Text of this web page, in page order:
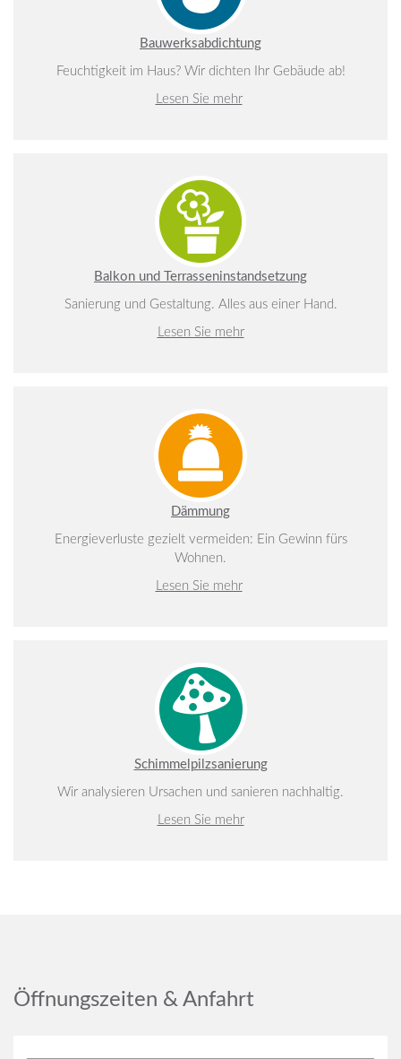
Bauwerksabdichtung
Feuchtigkeit im Haus? Wir dichten Ihr Gebäude ab!
Lesen Sie mehr
Balkon und Terrasseninstandsetzung
Sanierung und Gestaltung. Alles aus einer Hand.
Lesen Sie mehr
Dämmung
Energieverluste gezielt vermeiden: Ein Gewinn fürs
Wohnen.
Lesen Sie mehr
Schimmelpilzsanierung
Wir analysieren Ursachen und sanieren nachhaltig.
Lesen Sie mehr
Öffnungszeiten & Anfahrt